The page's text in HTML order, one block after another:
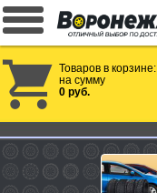
Товаров в корзине:
на сумму
0 руб.